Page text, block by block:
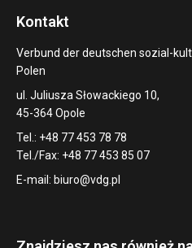
Kontakt
Verbund der deutschen sozial-
Polen
ul. Juliusza Słowackiego 10,
45-364 Opole
Tel.: +48 77 453 78 78
Tel./Fax: +48 77 453 85 07
E-mail: biuro@vdg.pl